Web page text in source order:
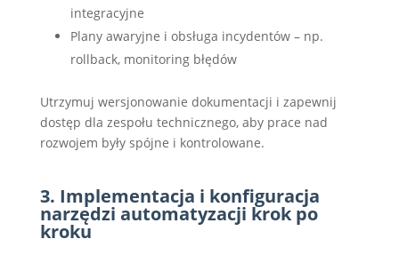
integracyjne
Plany awaryjne i obsługa incydentów – np.
rollback, monitoring błędów
Utrzymuj wersjonowanie dokumentacji i zapewnij
dostęp dla zespołu technicznego, aby prace nad
rozwojem były spójne i kontrolowane.
3. Implementacja i konfiguracja
narzędzi automatyzacji krok po
kroku